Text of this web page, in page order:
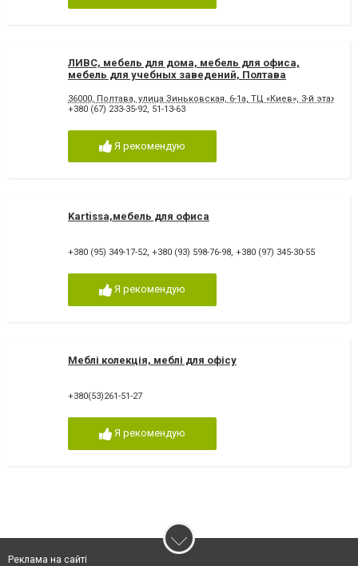
ЛИВС, мебель для дома, мебель для офиса,
мебель для учебных заведений, Полтава
36000, Полтава, улица Зиньковская, 6-1а, ТЦ «Киев», 3-й этаж
+380 (67) 233-35-92, 51-13-63
Я рекомендую
Kartissa,мебель для офиса
+380 (95) 349-17-52, +380 (93) 598-76-98, +380 (97) 345-30-55
Я рекомендую
Меблі колекція, меблі для офісу
+380(53)261-51-27
Я рекомендую
Реклама на сайті